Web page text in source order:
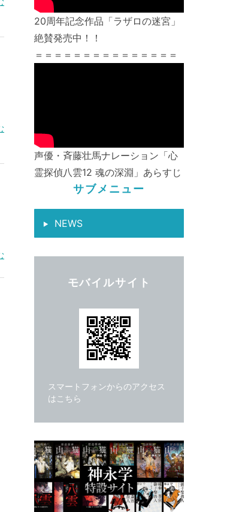
20周年記念作品「ラザロの迷宮」
絶賛発売中！！
＝＝＝＝＝＝＝＝＝＝＝＝＝＝＝
声優・斉藤壮馬ナレーション「心
霊探偵八雲12 魂の深淵」あらすじ
サブメニュー
NEWS
モバイルサイト
スマートフォンからのアクセス
はこちら